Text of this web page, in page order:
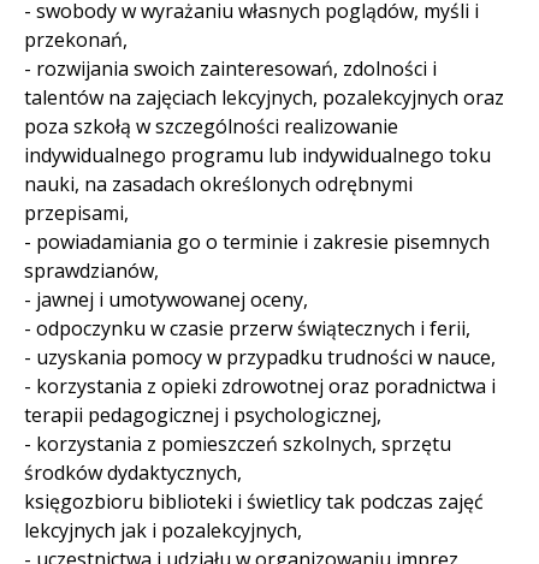
- swobody w wyrażaniu własnych poglądów, myśli i
przekonań,
- rozwijania swoich zainteresowań, zdolności i
talentów na zajęciach lekcyjnych, pozalekcyjnych oraz
poza szkołą w szczególności realizowanie
indywidualnego programu lub indywidualnego toku
nauki, na zasadach określonych odrębnymi
przepisami,
- powiadamiania go o terminie i zakresie pisemnych
sprawdzianów,
- jawnej i umotywowanej oceny,
- odpoczynku w czasie przerw świątecznych i ferii,
- uzyskania pomocy w przypadku trudności w nauce,
- korzystania z opieki zdrowotnej oraz poradnictwa i
terapii pedagogicznej i psychologicznej,
- korzystania z pomieszczeń szkolnych, sprzętu
środków dydaktycznych,
księgozbioru biblioteki i świetlicy tak podczas zajęć
lekcyjnych jak i pozalekcyjnych,